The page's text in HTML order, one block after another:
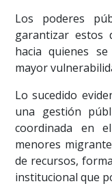
Los poderes
garantizar estos
hacia quienes
mayor
Lo sucedido
una gestión
coordinada en
menores
de recursos,
institucional que